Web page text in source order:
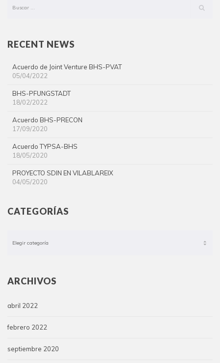
RECENT NEWS
Acuerdo de Joint Venture BHS-PVAT
05/04/2022
BHS-PFUNGSTADT
18/02/2022
Acuerdo BHS-PRECON
17/09/2020
Acuerdo TYPSA-BHS
18/05/2020
PROYECTO SDIN EN VILABLAREIX
04/05/2020
CATEGORÍAS
Categorías
ARCHIVOS
abril 2022
febrero 2022
septiembre 2020